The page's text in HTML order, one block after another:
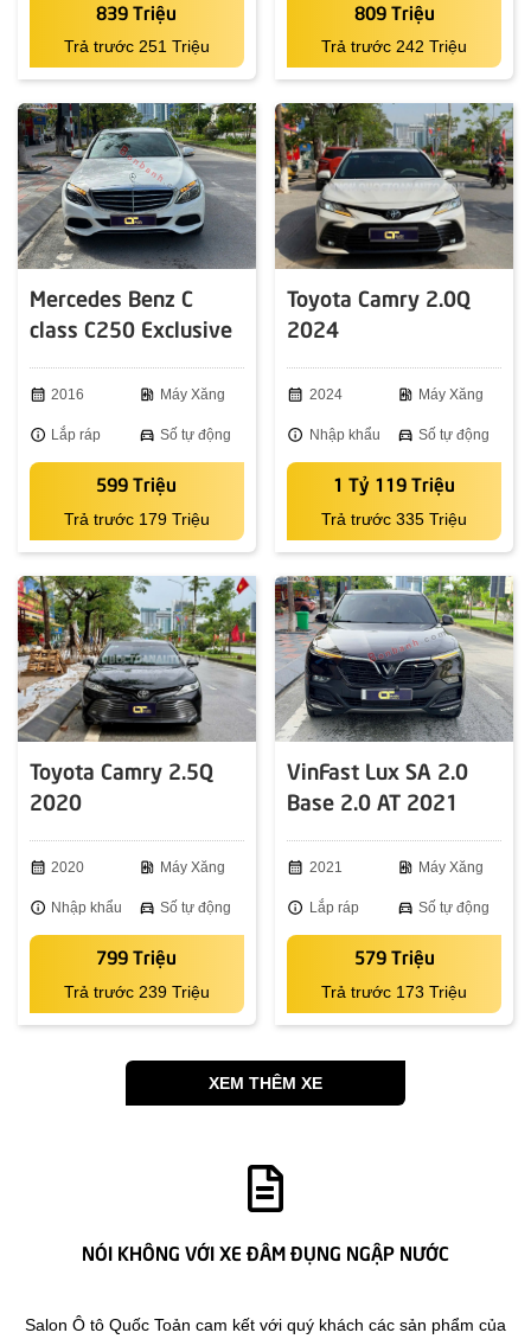
839 Triệu
Trả trước 251 Triệu
809 Triệu
Trả trước 242 Triệu
Mercedes Benz C
class C250 Exclusive
calendar_month 2016 ev_station Máy Xăng
info Lắp ráp directions_car Số tự động
599 Triệu
Trả trước 179 Triệu
Toyota Camry 2.0Q
2024
calendar_month 2024 ev_station Máy Xăng
info Nhập khẩu directions_car Số tự động
1 Tỷ 119 Triệu
Trả trước 335 Triệu
Toyota Camry 2.5Q
2020
calendar_month 2020 ev_station Máy Xăng
info Nhập khẩu directions_car Số tự động
799 Triệu
Trả trước 239 Triệu
VinFast Lux SA 2.0
Base 2.0 AT 2021
calendar_month 2021 ev_station Máy Xăng
info Lắp ráp directions_car Số tự động
579 Triệu
Trả trước 173 Triệu
XEM THÊM XE
NÓI KHÔNG VỚI XE ĐÂM ĐỤNG NGẬP NƯỚC
Salon Ô tô Quốc Toản cam kết với quý khách các sản phẩm của